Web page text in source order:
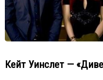
Кейт Уинслет —